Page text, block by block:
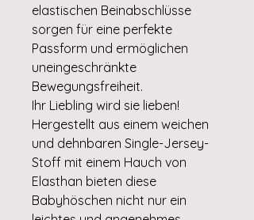
elastischen Beinabschlüsse
sorgen für eine perfekte
Passform und ermöglichen
uneingeschränkte
Bewegungsfreiheit.
Ihr Liebling wird sie lieben!
Hergestellt aus einem weichen
und dehnbaren Single-Jersey-
Stoff mit einem Hauch von
Elasthan bieten diese
Babyhöschen nicht nur ein